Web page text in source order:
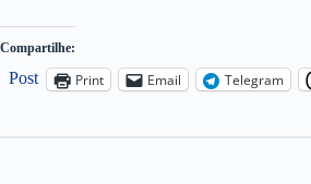
Compartilhe:
Post Print Email Telegram